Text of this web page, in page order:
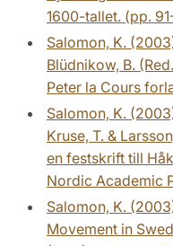
1600-tallet. (pp.
Salomon, K.
Blüdnikow, B.
Peter la Cours
Salomon, K.
Kruse, T. &
en festskrift till
Nordic Academic
Salomon, K.
Movement in